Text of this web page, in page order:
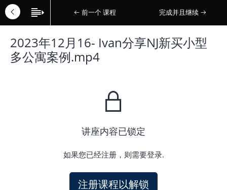
前一个 课程 完成并且继续
2023年12月16- Ivan分享NJ新买小型
多公寓案例.mp4
讲座内容已锁定
如果您已经注册，则需要登录.
注册课程以解锁